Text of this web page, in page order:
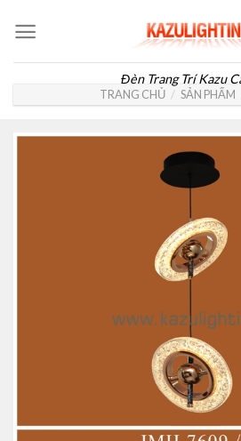
Đèn Trang Trí Kazu
TRANG CHỦ / SẢN PHẨM